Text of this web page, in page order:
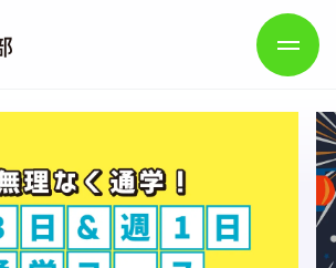
一覧
卒業後の進路